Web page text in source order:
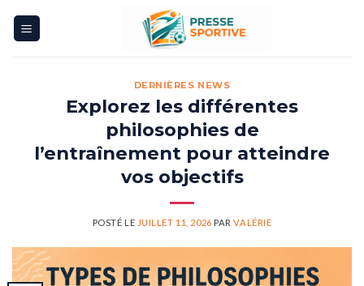
DERNIÈRES NEWS
Explorez les différentes
philosophies de
l’entraînement pour atteindre
vos objectifs
POSTÉ LE JUILLET 11, 2026 PARVALÉRIE